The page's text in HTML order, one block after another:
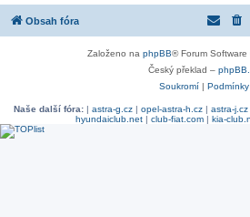
Obsah fóra
Založeno na phpBB® Forum
Český překlad –
Soukromí| Podmínky
Naše další fóra: | astra-g.cz | opel-astra-h.cz | astra-j.cz
hyundaiclub.net| club-fiat.com| kia-